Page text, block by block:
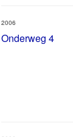
Onderweg 4
2006